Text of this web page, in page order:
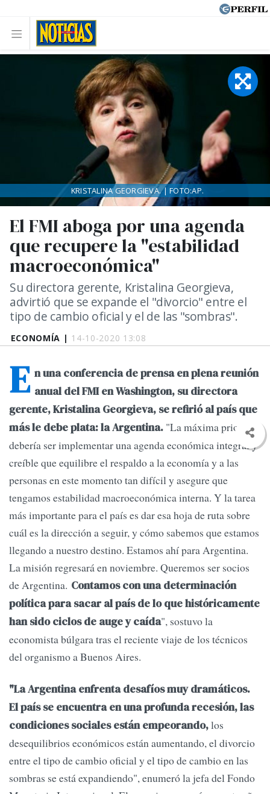
ECONOMÍA | 14-10-2020 13:08
El FMI aboga por una agenda
que recupere la "estabilidad
macroeconómica"
Su directora gerente, Kristalina Georgieva,
advirtió que se expande el "divorcio" entre el
tipo de cambio oficial y el de las "sombras".
KRISTALINA GEORGIEVA. | FOTO:AP.
E n una conferencia de prensa en plena reunión
anual del FMI en Washington, su directora
gerente, Kristalina Georgieva, se refirió al país que
más le debe plata: la Argentina. "La máxima prioridad
debería ser implementar una agenda económica integral y
creíble que equilibre el respaldo a la economía y a las
personas en este momento tan difícil y asegure que
tengamos estabilidad macroeconómica interna. Y la tarea
más importante para el país es dar esa hoja de ruta sobre
cuál es la dirección a seguir, y cómo sabemos que estamos
llegando a nuestro destino. Estamos ahí para Argentina.
La misión regresará en noviembre. Queremos ser socios
de Argentina. Contamos con una determinación
política para sacar al país de lo que históricamente
han sido ciclos de auge y caída", sostuvo la
economista búlgara tras el reciente viaje de los técnicos
del organismo a Buenos Aires.
"La Argentina enfrenta desafíos muy dramáticos.
El país se encuentra en una profunda recesión, las
condiciones sociales están empeorando,los
desequilibrios económicos están aumentando, el divorcio
entre el tipo de cambio oficial y el tipo de cambio en las
sombras se está expandiendo", enumeró la jefa del Fondo